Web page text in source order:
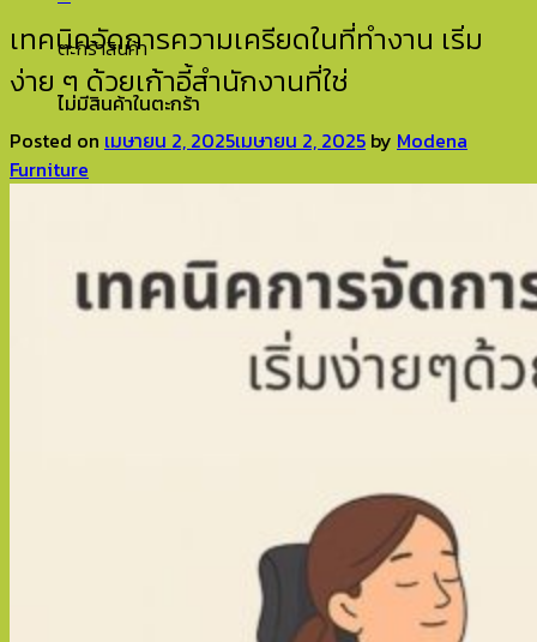
ตะกร้าสินค้า
ไม่มีสินค้าในตะกร้า
เทคนิคจัดการความเครียดในที่ทำงาน เริ่ม
ง่าย ๆ ด้วยเก้าอี้สำนักงานที่ใช่
Posted on เมษายน 2, 2025เมษายน 2, 2025 by Modena
Furniture